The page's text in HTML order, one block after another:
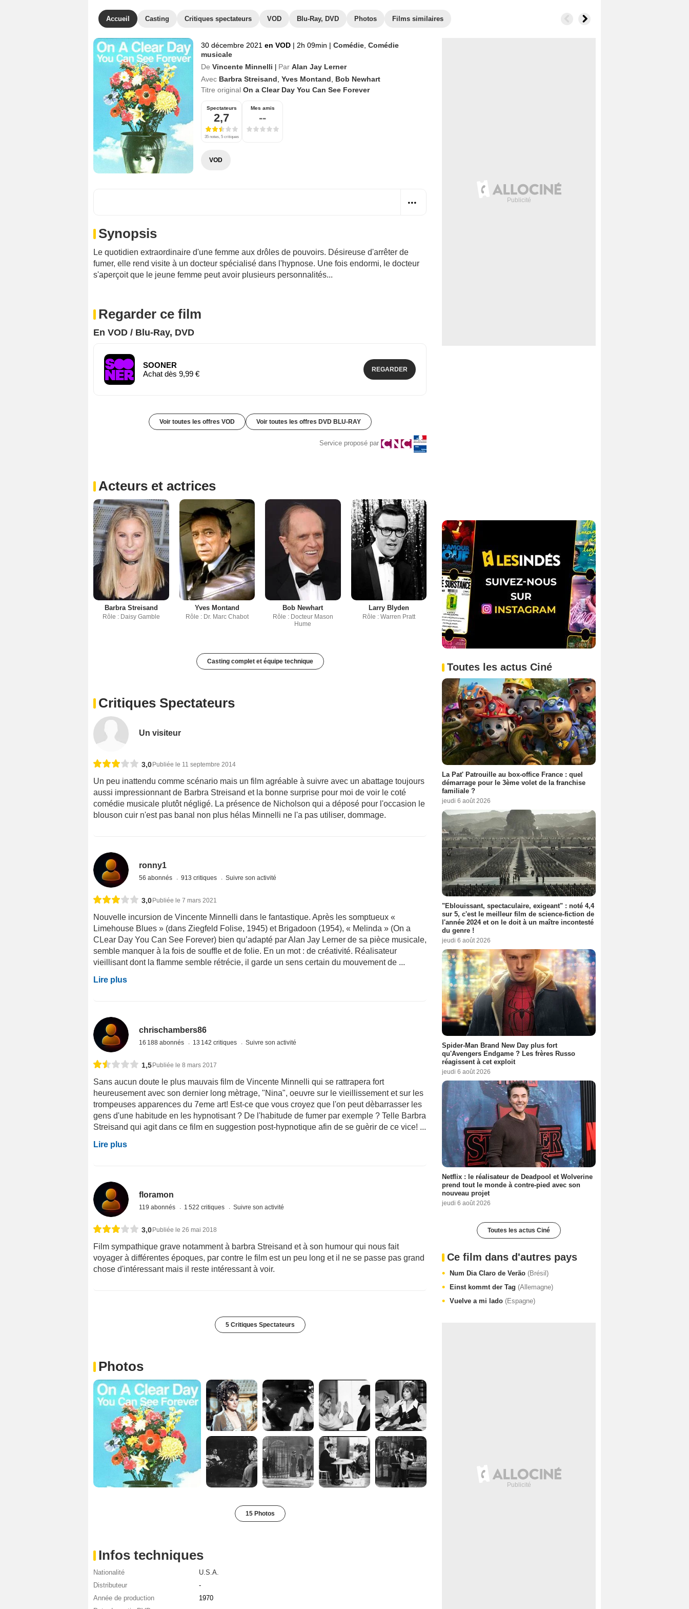
Accueil Casting Critiques spectateurs VOD Blu-Ray, DVD Photos Films similaires
30 décembre 2021 en VOD | 2h 09min | Comédie Comédie
musicale
De Vincente Minnelli Par Alan Jay Lerner
Avec Barbra Streisand Yves Montand
Bob Newhart
Titre original On a Clear Day You Can See Forever
Spectateurs
2,7
35 notes, 5 critiques
Mes amis
--
VOD
Synopsis
Le quotidien extraordinaire d'une femme aux drôles de pouvoirs. Désireuse d'arrêter de
fumer, elle rend visite à un docteur spécialisé dans l'hypnose. Une fois endormi, le docteur
s'aperçoit que le jeune femme peut avoir plusieurs personnalités...
Regarder ce film
En VOD / Blu-Ray, DVD
SOONER
Achat dès 9,99 €
REGARDER
Voir toutes les offres VOD Voir toutes les offres DVD BLU-RAY
Service proposé par
Acteurs et actrices
Barbra Streisand
Rôle : Daisy Gamble
Yves Montand
Rôle : Dr. Marc Chabot
Bob Newhart
Rôle : Docteur Mason
Hume
Larry Blyden
Rôle : Warren Pratt
Casting complet et équipe technique
Critiques Spectateurs
Un visiteur
3,0Publiée le 11 septembre 2014
Un peu inattendu comme scénario mais un film agréable à suivre avec un abattage toujours
aussi impressionnant de Barbra Streisand et la bonne surprise pour moi de voir le coté
comédie musicale plutôt négligé. La présence de Nicholson qui a déposé pour l'occasion le
blouson cuir n'est pas banal non plus hélas Minnelli ne l'a pas utiliser, dommage.
ronny1
56 abonnés 913 critiques Suivre son activité
3,0Publiée le 7 mars 2021
Nouvelle incursion de Vincente Minnelli dans le fantastique. Après les somptueux «
Limehouse Blues » (dans Ziegfeld Folise, 1945) et Brigadoon (1954), « Melinda » (On a
CLear Day You Can See Forever) bien qu’adapté par Alan Jay Lerner de sa pièce musicale,
semble manquer à la fois de souffle et de folie. En un mot : de créativité. Réalisateur
vieillisant dont la flamme semble rétrécie, il garde un sens certain du mouvement de ...
Lire plus
chrischambers86
16 188 abonnés 13 142 critiques Suivre son activité
1,5Publiée le 8 mars 2017
Sans aucun doute le plus mauvais film de Vincente Minnelli qui se rattrapera fort
heureusement avec son dernier long mètrage, "Nina", oeuvre sur le vieillissement et sur les
trompeuses apparences du 7eme art! Est-ce que vous croyez que l'on peut dèbarrasser les
gens d'une habitude en les hypnotisant ? De l'habitude de fumer par exemple ? Telle Barbra
Streisand qui agit dans ce film en suggestion post-hypnotique afin de se guèrir de ce vice! ...
Lire plus
floramon
119 abonnés 1 522 critiques Suivre son activité
3,0Publiée le 26 mai 2018
Film sympathique grave notamment à barbra Streisand et à son humour qui nous fait
voyager à différentes époques, par contre le film est un peu long et il ne se passe pas grand
chose d'intéressant mais il reste intéressant à voir.
5 Critiques Spectateurs
Photos
15 Photos
Infos techniques
Nationalité
U.S.A.
Distributeur
-
Année de production
1970
Toutes les actus Ciné
La Pat' Patrouille au box-office France : quel
démarrage pour le 3ème volet de la franchise
familiale ?
jeudi 6 août 2026
"Eblouissant, spectaculaire, exigeant" : noté 4,4
sur 5, c'est le meilleur film de science-fiction de
l'année 2024 et on le doit à un maître incontesté
du genre !
jeudi 6 août 2026
Spider-Man Brand New Day plus fort
qu'Avengers Endgame ? Les frères Russo
réagissent à cet exploit
jeudi 6 août 2026
Netflix : le réalisateur de Deadpool et Wolverine
prend tout le monde à contre-pied avec son
nouveau projet
jeudi 6 août 2026
Toutes les actus Ciné
Ce film dans d'autres pays
Num Dia Claro de Verão (Brésil)
Einst kommt der Tag (Allemagne)
Vuelve a mi lado (Espagne)